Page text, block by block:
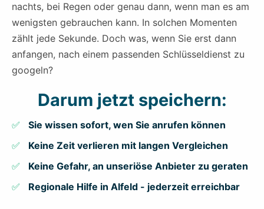
nachts, bei Regen oder genau dann, wenn man es am
wenigsten gebrauchen kann. In solchen Momenten
zählt jede Sekunde. Doch was, wenn Sie erst dann
anfangen, nach einem passenden Schlüsseldienst zu
googeln?
Darum jetzt speichern:
Sie wissen sofort, wen Sie anrufen können
Keine Zeit verlieren mit langen Vergleichen
Keine Gefahr, an unseriöse Anbieter zu geraten
Regionale Hilfe in Alfeld - jederzeit erreichbar